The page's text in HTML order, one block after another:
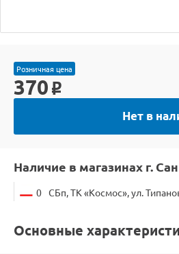
Розничная цена
370 o
Нет в
Наличие в магазинах г.
0 СБп, ТК «Космос», ул.
Основные